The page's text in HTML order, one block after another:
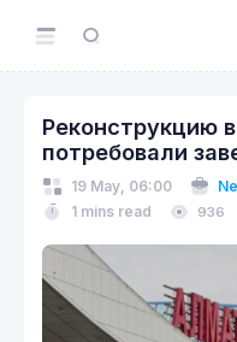
Реконструкцию
потребовали
19 May, 06:00
1 mins read
936